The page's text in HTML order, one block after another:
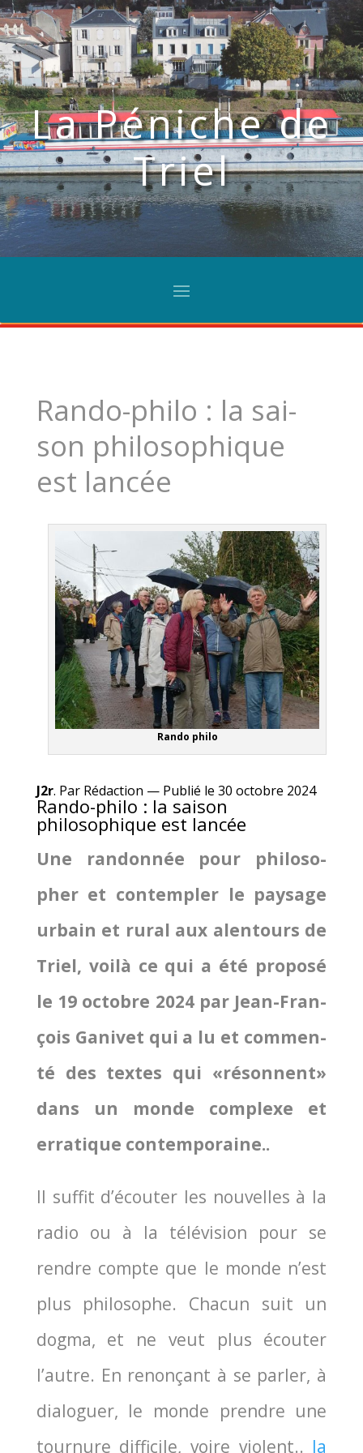
La Péniche de
Triel
Ran­do-phi­lo : la sai­
son phi­lo­so­phique
est lancée
Ran­do philo
J2r. Par Rédaction — Publié le 30 octobre 2024
Rando-philo : la saison
philosophique est lancée
Une ran­don­née pour phi­lo­so­
pher et contem­pler le pay­sage
urbain et rural aux alen­tours de
Triel, voi­là ce qui a été pro­po­sé
le 19 octobre 2024 par Jean-Fran­
çois Gani­vet qui a lu et com­men­
té des textes qui «résonnent»
dans un monde com­plexe et
erra­tique contem­po­raine..
Il suf­fit d’écouter les nou­velles à la
radio ou à la télé­vi­sion pour se
rendre compte que le monde n’est
plus phi­lo­sophe. Cha­cun suit un
dog­ma, et ne veut plus écou­ter
l’autre. En renon­çant à se par­ler, à
dia­lo­guer, le monde prendre une
tour­nure dif­fi­cile, voire violent.. la